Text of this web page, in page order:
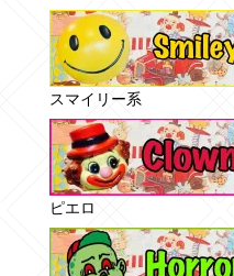
スマイリー系
ピエロ